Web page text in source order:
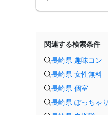
関連する検索条件
長崎県 趣味コン
長崎県 女性無料
長崎県 個室
長崎県 ぽっちゃり